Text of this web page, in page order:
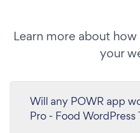
Learn more about
your
Will any POWR app
Pro - Food